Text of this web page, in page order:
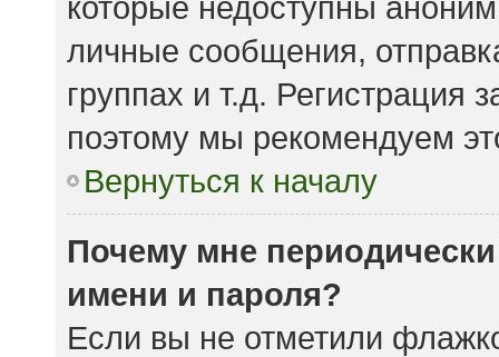
личные сообщения,
группах и т.д. Регистрация
поэтому мы рекомендуем
Вернуться к началу
Почему мне
имени и пароля?
Если вы не отметили